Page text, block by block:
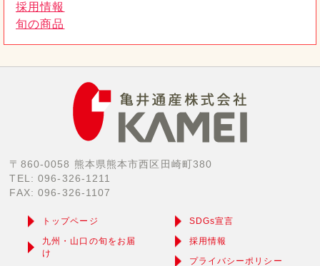
採用情報
旬の商品
〒860-0058 熊本県熊本市西区田崎町380
TEL: 096-326-1211
FAX: 096-326-1107
トップページ
九州・山口の旬をお届
け
SDGs宣言
採用情報
プライバシーポリシー